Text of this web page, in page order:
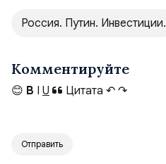
Россия. Путин. Инвестиции.
Комментируйте
😊 B I U Цитата ↶ ↷
Отправить